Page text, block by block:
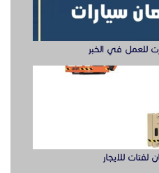
للعمل في الخبر
لفتات للايجار